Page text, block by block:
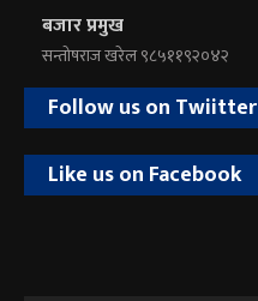
बजार प्रमुख
सन्तोषराज खरेल ९८५११९२०४२
Follow us on Twiitter
Like us on Facebook